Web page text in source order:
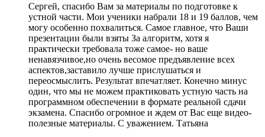
Сергей, спасибо Вам за материалы по подготовке к
устной части. Мои ученики набрали 18 и 19 баллов, чем
могу особенно похвалиться. Самое главное, что Ваши
презентации были взяты За алгоритм, хотя я
практически требовала тоже самое- но ваше
ненавязчивое,но очень весомое предъявление всех
аспектов,заставило лучше прислушаться и
переосмыслить. Результат впечатляет. Конечно минус
один, что мы не можем практиковать устную часть на
программном обеспечении в формате реальной сдачи
экзамена. Спасибо огромное и ждем от Вас еще видео-
полезные материалы. С уважением. Татьяна